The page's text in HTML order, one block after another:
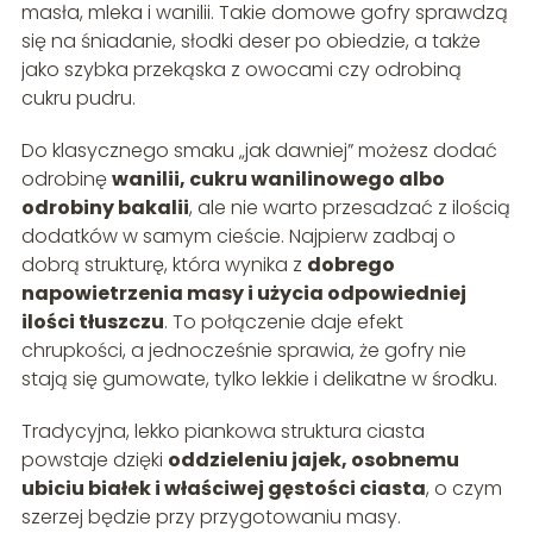
masła, mleka i wanilii. Takie domowe gofry sprawdzą
się na śniadanie, słodki deser po obiedzie, a także
jako szybka przekąska z owocami czy odrobiną
cukru pudru.
Do klasycznego smaku „jak dawniej” możesz dodać
odrobinęwanilii, cukru wanilinowego albo
odrobiny bakalii, ale nie warto przesadzać z ilością
dodatków w samym cieście. Najpierw zadbaj o
dobrą strukturę, która wynika z dobrego
napowietrzenia masy i użycia odpowiedniej
ilości tłuszczu. To połączenie daje efekt
chrupkości, a jednocześnie sprawia, że gofry nie
stają się gumowate, tylko lekkie i delikatne w środku.
Tradycyjna, lekko piankowa struktura ciasta
powstaje dzięki oddzieleniu jajek, osobnemu
ubiciu białek i właściwej gęstości ciasta, o czym
szerzej będzie przy przygotowaniu masy.